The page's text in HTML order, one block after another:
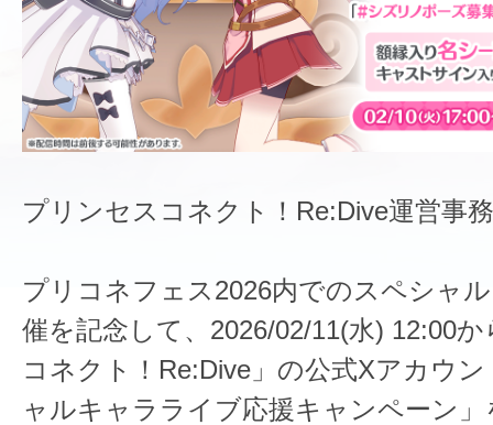
プリンセスコネクト！Re:Dive運営事
プリコネフェス2026内でのスペシャ
催を記念して、2026/02/11(水) 12:00
コネクト！Re:Dive」の公式Xアカウ
ャルキャラライブ応援キャンペーン